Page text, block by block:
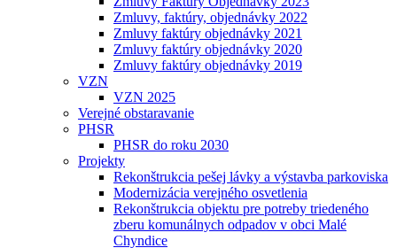
Zmluvy, faktúry, objednávky 2022
Zmluvy faktúry objednávky 2021
Zmluvy faktúry objednávky 2020
Zmluvy faktúry objednávky 2019
VZN
VZN 2025
Verejné obstaravanie
PHSR
PHSR do roku 2030
Projekty
Rekonštrukcia pešej lávky a výstavba parkoviska
Modernizácia verejného osvetlenia
Rekonštrukcia objektu pre potreby triedeného
zberu komunálnych odpadov v obci Malé
Chyndice